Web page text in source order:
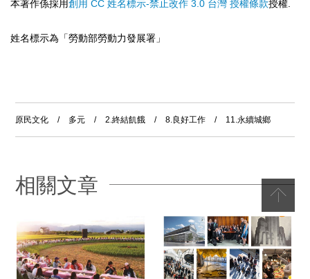
本著作係採用創用 CC 姓名標示-禁止改作 3.0 台灣 授權條款授權.
姓名標示為「勞動部勞動力發展署」
原民文化 / 多元 / 2.終結飢餓 / 8.良好工作 / 11.永續城鄉
相關文章